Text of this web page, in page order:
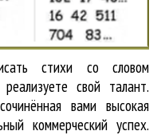
стихи со словом
свой талант.
вами высокая
коммерческий успех.